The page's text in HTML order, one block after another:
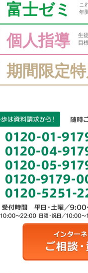
富士ゼミ
こ
年
個人指導
生
目
期間限定